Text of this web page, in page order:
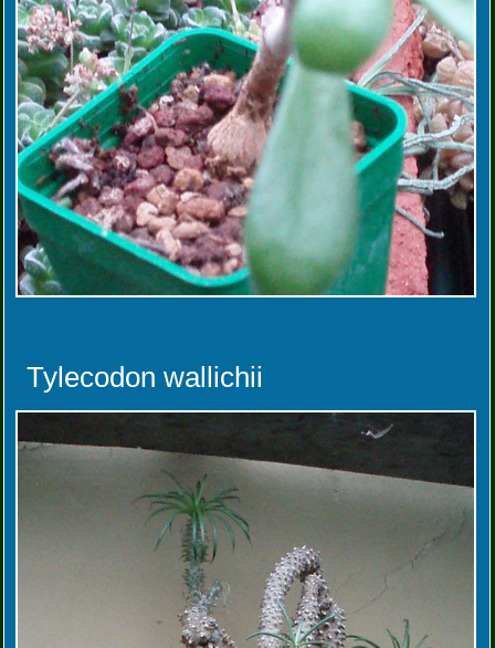
Tylecodon wallichii